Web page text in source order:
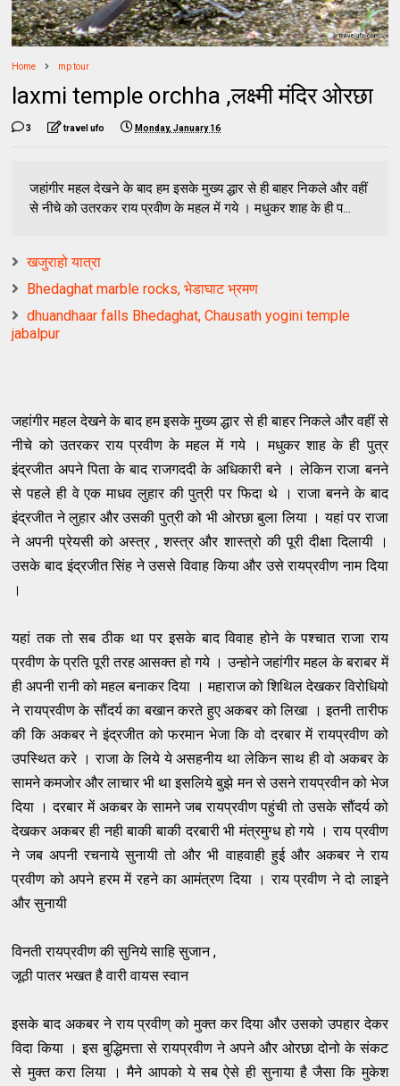
Home mp tour
laxmi temple orchha ,लक्ष्मी मंदिर ओरछा
3 travel ufo Monday, January 16
जहांगीर महल देखने के बाद हम इसके मुख्य द्धार से ही बाहर निकले और वहीं
से नीचे को उतरकर राय प्रवीण के महल में गये । मधुकर शाह के ही प...
खजुराहो यात्रा
Bhedaghat marble rocks, भेडाघाट भ्रमण
dhuandhaar falls Bhedaghat, Chausath yogini temple
jabalpur
जहांगीर महल देखने के बाद हम इसके मुख्य द्धार से ही बाहर निकले और वहीं से
नीचे को उतरकर राय प्रवीण के महल में गये । मधुकर शाह के ही पुत्र
इंद्रजीत अपने पिता के बाद राजगददी के अधिकारी बने । लेकिन राजा बनने
से पहले ही वे एक माधव लुहार की पुत्री पर फिदा थे । राजा बनने के बाद
इंद्रजीत ने लुहार और उसकी पुत्री को भी ओरछा बुला लिया । यहां पर राजा
ने अपनी प्रेयसी को अस्त्र , शस्त्र और शास्त्रो की पूरी ​दीक्षा दिलायी ।
उसके बाद इंद्रजीत सिंह ने उससे विवाह किया और उसे रायप्रवीण नाम दिया
।
यहां तक तो सब ठीक था पर इसके बाद विवाह होने के पश्चात राजा राय
प्रवीण के प्रति पूरी तरह आसक्त हो गये । उन्होने जहांगीर महल के बराबर में
ही अपनी रानी को महल बनाकर दिया । महाराज को शिथिल देखकर विरोधियो
ने रायप्रवीण के सौंदर्य का बखान करते हुए अकबर को लिखा । इतनी तारीफ
की कि अकबर ने इंद्रजीत को फरमान भेजा कि वो दरबार में रायप्रवीण को
उपस्थित करे । राजा के लिये ये असहनीय था लेकिन साथ ही वो अकबर के
सामने कमजोर और लाचार भी था इसलिये बुझे मन से उसने रायप्रवीन को भेज
दिया । दरबार में अकबर के सामने जब रायप्रवीण पहुंची तो उसके सौंदर्य को
देखकर अकबर ही नही बाकी बाकी दरबारी भी मंत्रमुग्ध हो गये । राय प्रवीण
ने जब अपनी रचनाये सुनायी तो और भी वाहवाही हुई और अकबर ने राय
प्रवीण को अपने हरम में रहने का आमंत्रण दिया । राय प्रवीण ने दो लाइने
और सुनायी
विनती रायप्रवीण की सुनिये साहि सुजान ,
जूठी पातर भखत है वारी वायस स्वान
इसके बाद अकबर ने राय प्रवीण् को मुक्त कर दिया और उसको उपहार देकर
विदा किया । इस बुद्धिमत्ता से रायप्रवीण ने अपने और ओरछा दोनो के संकट
से मुक्त करा लिया । मैने आपको ये सब ऐसे ही सुनाया है जैसा कि मुकेश